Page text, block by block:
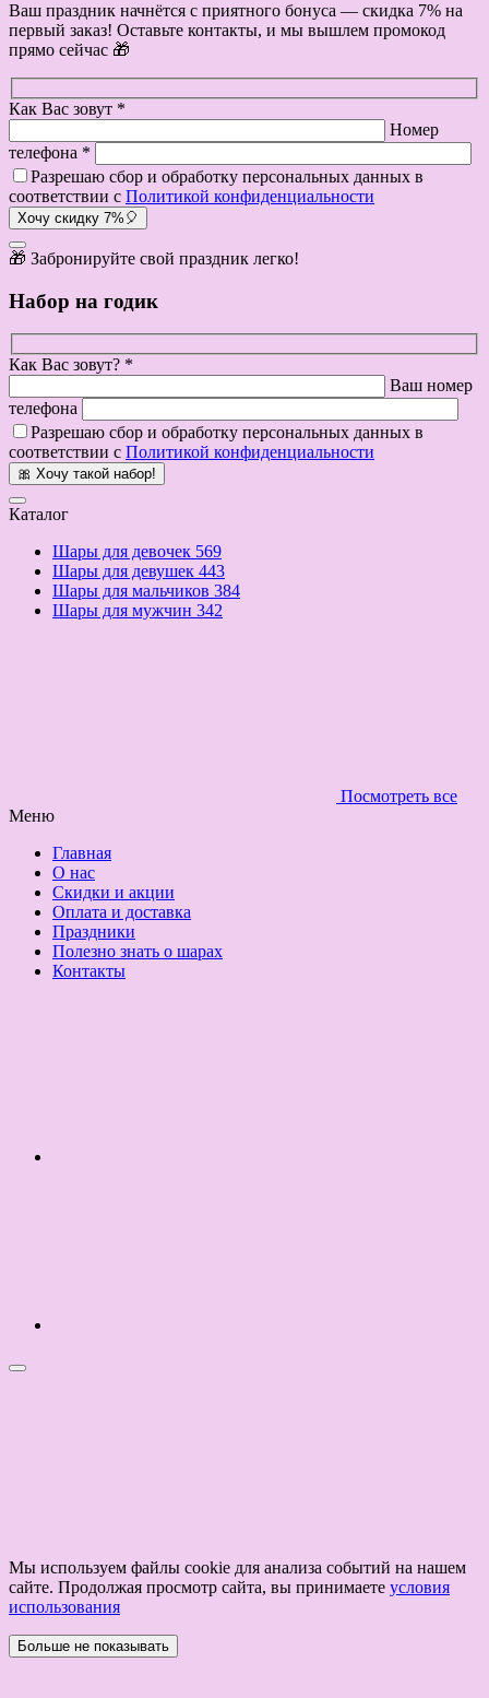
Ваш праздник начнётся с приятного бонуса — скидка 7% на
первый заказ! Оставьте контакты, и мы вышлем промокод
прямо сейчас 🎁
Как Вас зовут *
Номер
телефона *
Разрешаю сбор и обработку персональных данных в
соответствии с Политикой конфиденциальности
Хочу скидку 7%🎈
🎁 Забронируйте свой праздник легко!
Набор на годик
Как Вас зовут? *
Ваш номер
телефона
Разрешаю сбор и обработку персональных данных в
соответствии с Политикой конфиденциальности
🎀 Хочу такой набор!
Каталог
Шары для девочек 569
Шары для девушек 443
Шары для мальчиков 384
Шары для мужчин 342
Посмотреть все
Меню
Главная
О нас
Скидки и акции
Оплата и доставка
Праздники
Полезно знать о шарах
Контакты
Мы используем файлы cookie для анализа событий на нашем
сайте. Продолжая просмотр сайта, вы принимаете условия
использования
Больше не показывать